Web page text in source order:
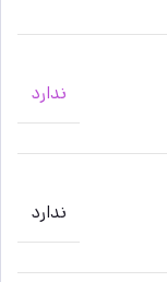
ندارد
ندارد